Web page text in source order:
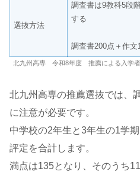
選抜方法
調査書は9教科5段
する
調査書200点＋作
北九州高専 令和8年度 推薦による入学
北九州高専の推薦選抜では、
に注意が必要です。
中学校の2年生と3年生の1学
評定を合計します。
満点は135となり、そのうち